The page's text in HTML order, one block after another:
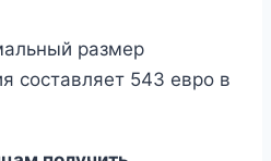
размер
составляет 543 евро в